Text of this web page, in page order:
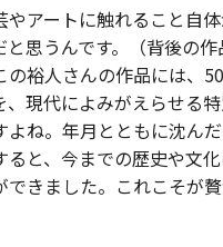
やアートに触れること自
と思うんです。（背後の
の裕人さんの作品には、
、現代によみがえらせる
よね。年月とともに沈ん
ると、今までの歴史や文
できました。これこそが